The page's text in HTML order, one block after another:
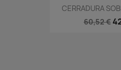
CERRADURA
60,52 €